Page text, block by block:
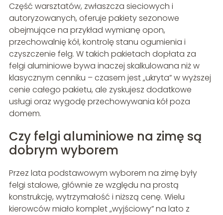
Część warsztatów, zwłaszcza sieciowych i
autoryzowanych, oferuje pakiety sezonowe
obejmujące na przykład wymianę opon,
przechowalnię kół, kontrolę stanu ogumienia i
czyszczenie felg. W takich pakietach dopłata za
felgi aluminiowe bywa inaczej skalkulowana niż w
klasycznym cenniku – czasem jest „ukryta” w wyższej
cenie całego pakietu, ale zyskujesz dodatkowe
usługi oraz wygodę przechowywania kół poza
domem.
Czy felgi aluminiowe na zimę są
dobrym wyborem
Przez lata podstawowym wyborem na zimę były
felgi stalowe, głównie ze względu na prostą
konstrukcję, wytrzymałość i niższą cenę. Wielu
kierowców miało komplet „wyjściowy” na lato z